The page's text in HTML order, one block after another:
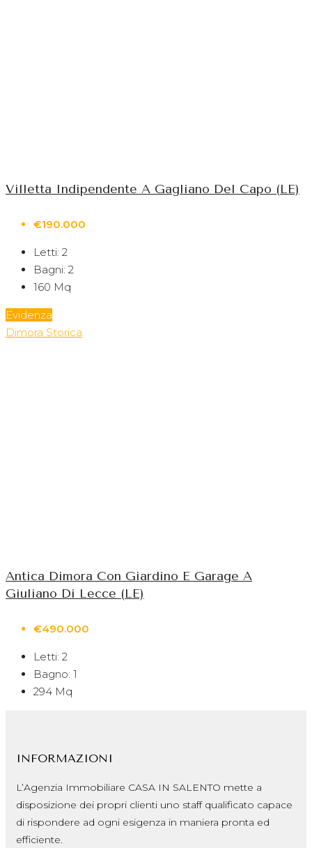
Villetta Indipendente A Gagliano Del Capo (LE)
€190.000
Letti: 2
Bagni: 2
160 Mq
Evidenza
Dimora Storica
Antica Dimora Con Giardino E Garage A
Giuliano Di Lecce (LE)
€490.000
Letti: 2
Bagno: 1
294 Mq
INFORMAZIONI
L’Agenzia Immobiliare CASA IN SALENTO mette a
disposizione dei propri clienti uno staff qualificato capace
di rispondere ad ogni esigenza in maniera pronta ed
efficiente.